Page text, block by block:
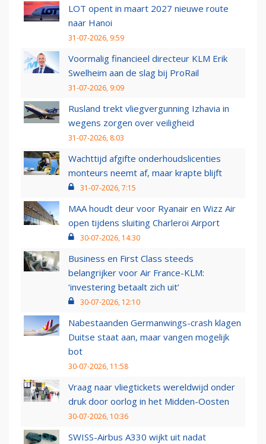
LOT opent in maart 2027 nieuwe route
naar Hanoi
31-07-2026, 9:59
Voormalig financieel directeur KLM Erik
Swelheim aan de slag bij ProRail
31-07-2026, 9:09
Rusland trekt vliegvergunning Izhavia in
wegens zorgen over veiligheid
31-07-2026, 8:03
Wachttijd afgifte onderhoudslicenties
monteurs neemt af, maar krapte blijft
31-07-2026, 7:15
MAA houdt deur voor Ryanair en Wizz Air
open tijdens sluiting Charleroi Airport
30-07-2026, 14:30
Business en First Class steeds
belangrijker voor Air France-KLM:
‘investering betaalt zich uit’
30-07-2026, 12:10
Nabestaanden Germanwings-crash klagen
Duitse staat aan, maar vangen mogelijk
bot
30-07-2026, 11:58
Vraag naar vliegtickets wereldwijd onder
druk door oorlog in het Midden-Oosten
30-07-2026, 10:36
SWISS-Airbus A330 wijkt uit nadat